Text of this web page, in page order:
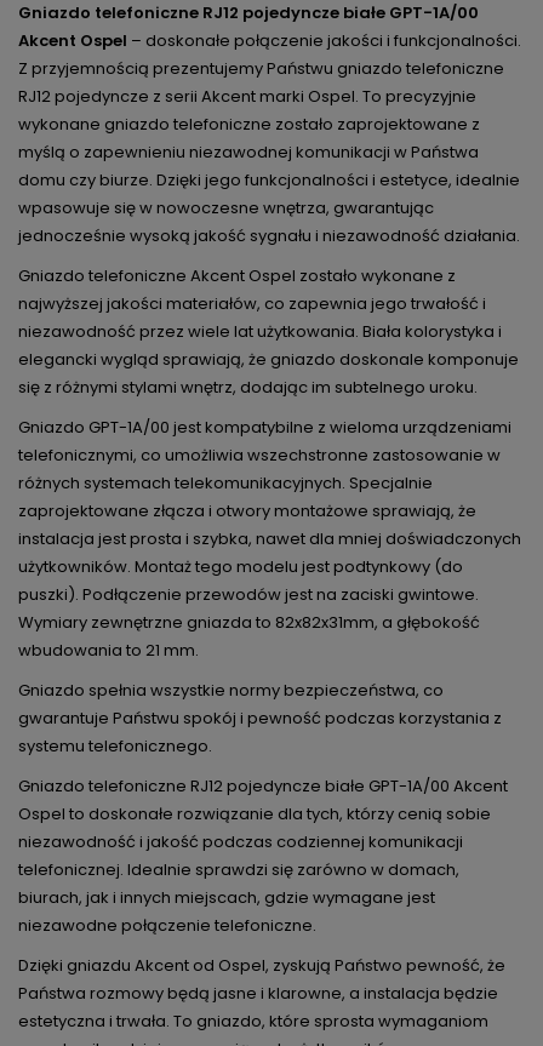
Gniazdo telefoniczne RJ12 pojedyncze białe GPT-1A/00
Akcent Ospel – doskonałe połączenie jakości i funkcjonalności.
Z przyjemnością prezentujemy Państwu gniazdo telefoniczne
RJ12 pojedyncze z serii Akcent marki Ospel. To precyzyjnie
wykonane gniazdo telefoniczne zostało zaprojektowane z
myślą o zapewnieniu niezawodnej komunikacji w Państwa
domu czy biurze. Dzięki jego funkcjonalności i estetyce, idealnie
wpasowuje się w nowoczesne wnętrza, gwarantując
jednocześnie wysoką jakość sygnału i niezawodność działania.
Gniazdo telefoniczne Akcent Ospel zostało wykonane z
najwyższej jakości materiałów, co zapewnia jego trwałość i
niezawodność przez wiele lat użytkowania. Biała kolorystyka i
elegancki wygląd sprawiają, że gniazdo doskonale komponuje
się z różnymi stylami wnętrz, dodając im subtelnego uroku.
Gniazdo GPT-1A/00 jest kompatybilne z wieloma urządzeniami
telefonicznymi, co umożliwia wszechstronne zastosowanie w
różnych systemach telekomunikacyjnych. Specjalnie
zaprojektowane złącza i otwory montażowe sprawiają, że
instalacja jest prosta i szybka, nawet dla mniej doświadczonych
użytkowników. Montaż tego modelu jest podtynkowy (do
puszki). Podłączenie przewodów jest na zaciski gwintowe.
Wymiary zewnętrzne gniazda to 82x82x31mm, a głębokość
wbudowania to 21 mm.
Gniazdo spełnia wszystkie normy bezpieczeństwa, co
gwarantuje Państwu spokój i pewność podczas korzystania z
systemu telefonicznego.
Gniazdo telefoniczne RJ12 pojedyncze białe GPT-1A/00 Akcent
Ospel to doskonałe rozwiązanie dla tych, którzy cenią sobie
niezawodność i jakość podczas codziennej komunikacji
telefonicznej. Idealnie sprawdzi się zarówno w domach,
biurach, jak i innych miejscach, gdzie wymagane jest
niezawodne połączenie telefoniczne.
Dzięki gniazdu Akcent od Ospel, zyskują Państwo pewność, że
Państwa rozmowy będą jasne i klarowne, a instalacja będzie
estetyczna i trwała. To gniazdo, które sprosta wymaganiom